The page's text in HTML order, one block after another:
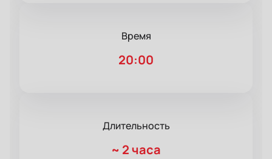
Время
20:00
Длительность
~ 2 часа